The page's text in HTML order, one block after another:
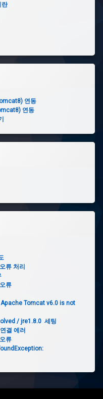
란
연동
연동
류 처리
류
Tomcat v6.0 is not
/ jre1.8.0 세팅
결 에러
류